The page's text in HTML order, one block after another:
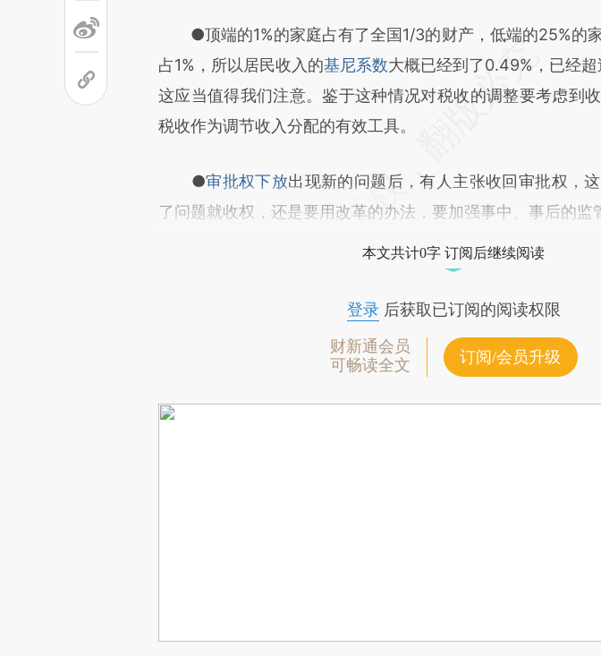
●顶端的1%的家庭占有了全国1/3的财产，低端的25%的
占1%，所以居民收入的基尼系数大概已经到了0.49%，已经超
这应当值得我们注意。鉴于这种情况对税收的调整要考虑到
税收作为调节收入分配的有效工具。
●审批权下放出现新的问题后，有人主张收回审批权，
了问题就收权，还是要用改革的办法，要加强事中、事后的监
本文共计0字 订阅后继续阅读
登录后获取已订阅的阅读权限
财新通会员
可畅读全文
订阅/会员升级